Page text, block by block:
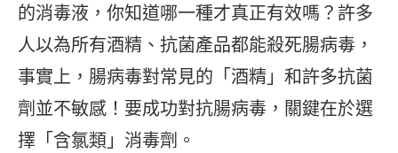
的消毒液，你知道哪一種才真正有效嗎？許多
人以為所有酒精、抗菌產品都能殺死腸病毒，
事實上，腸病毒對常見的「酒精」和許多抗菌
劑並不敏感！要成功對抗腸病毒，關鍵在於選
擇「含氯類」消毒劑。